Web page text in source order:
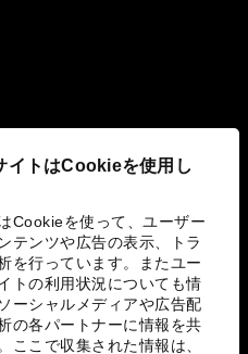
イトはCookieを使用し
Cookieを使って、ユーザー
テンツや広告の表示、トラ
を行っています。またユー
トの利用状況についても情
ーシャルメディアや広告配
の各パートナーに情報を共
ここで収集された情報は、